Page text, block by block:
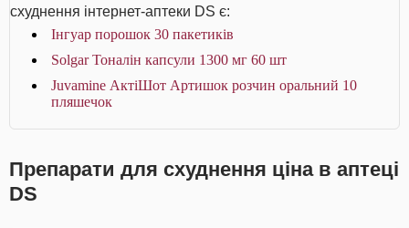
схуднення інтернет-аптеки DS є:
Інгуар порошок 30 пакетиків
Solgar Тоналін капсули 1300 мг 60 шт
Juvamine АктіШот Артишок розчин оральний 10
пляшечок
Препарати для схуднення ціна в аптеці
DS